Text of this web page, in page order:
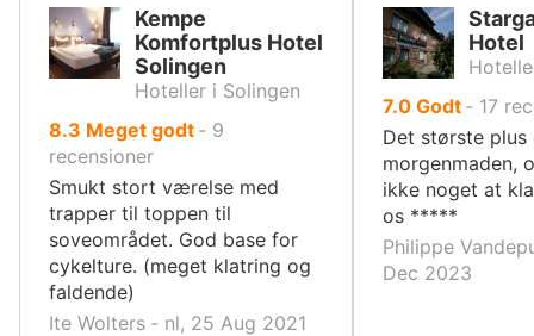
Kempe
Komfortplus Hotel
Solingen
Hoteller i Solingen
8.3 ud
af
10,
Meget godt ‐ 9
recensioner
Smukt stort værelse med
trapper til toppen til
soveområdet. God base for
cykelture. (meget klatring og
faldende)
Ite Wolters ‐ nl, 25 Aug 2021
Hotel
7.0ud
af
10,
Godt ‐ 17
Det største plus
morgenmaden,
ikke noget at
os *****
Philippe
Dec 2023